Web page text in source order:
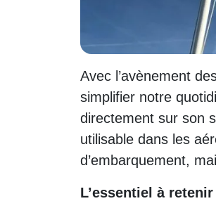
Avec l’avènement
simplifier notre
directement sur son
utilisable dans les
d’embarquement,
L’essentiel à retenir